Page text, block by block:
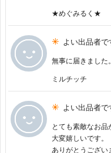
★めぐみるく★
よい出品者で
無事に届きました
ミルチッチ
よい出品者で
とても素敵なお品
大変嬉しいです。
ありがとうござい